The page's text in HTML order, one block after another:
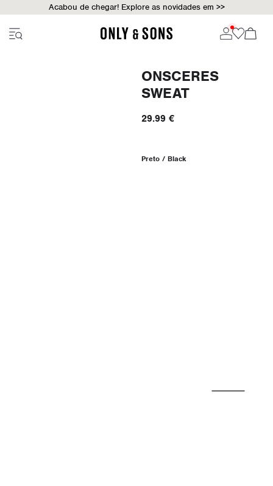
Acabou de chegar! Explore as novidades em >>
ONSCERES
SWEAT
29.99 €
Preto / Black